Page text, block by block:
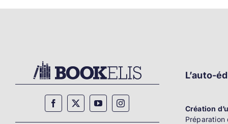
L’auto-
Création